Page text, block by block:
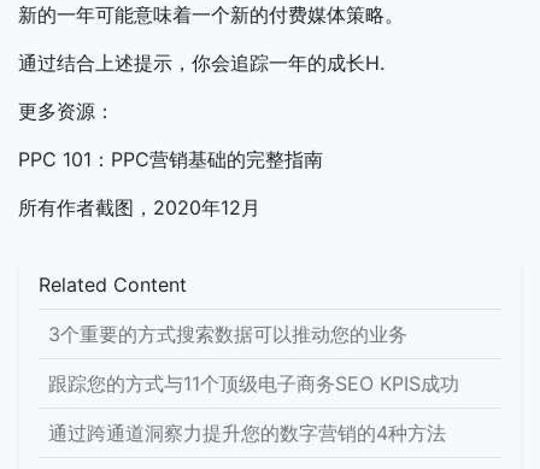
新的一年可能意味着一个新的付费媒体策略。
通过结合上述提示，你会追踪一年的成长H.
更多资源：
PPC 101：PPC营销基础的完整指南
所有作者截图，2020年12月
Related Content
3个重要的方式搜索数据可以推动您的业务
跟踪您的方式与11个顶级电子商务SEO KPIS成功
通过跨通道洞察力提升您的数字营销的4种方法